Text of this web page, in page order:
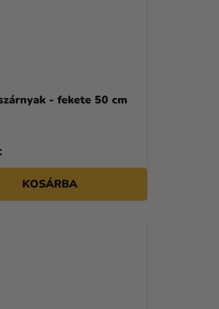
N
Z
É
- fekete 50 cm
KOSÁRBA